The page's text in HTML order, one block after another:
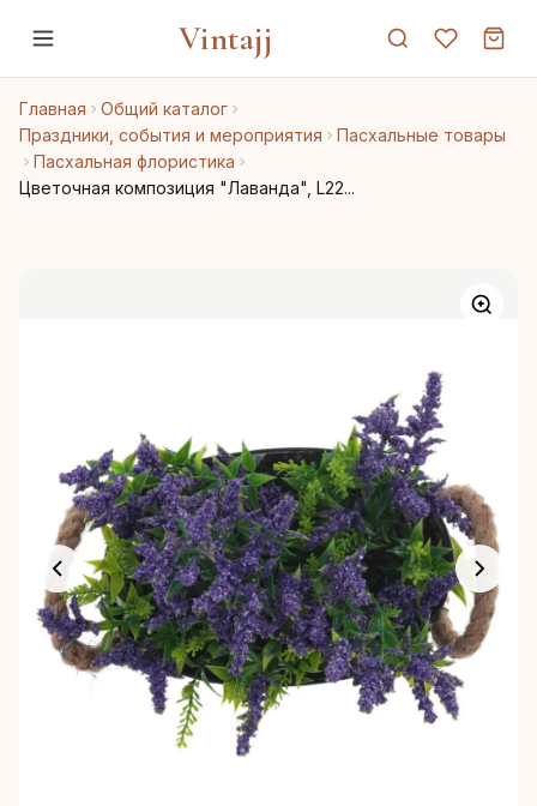
Vintajj
Главная
Общий каталог
Праздники, события и мероприятия
Пасхальные товары
Пасхальная флористика
Цветочная композиция "Лаванда", L22...